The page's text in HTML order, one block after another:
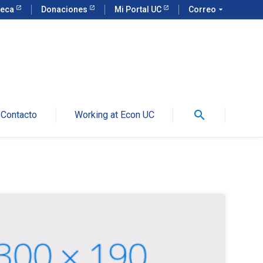
Donaciones Mi Portal UC Correo arrow_drop_down
Contacto Working at Econ UC search